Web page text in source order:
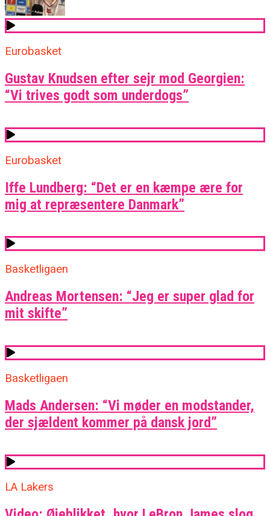
Eurobasket
Gustav Knudsen efter sejr mod Georgien:
“Vi trives godt som underdogs”
Eurobasket
Iffe Lundberg: “Det er en kæmpe ære for
mig at repræsentere Danmark”
Basketligaen
Andreas Mortensen: “Jeg er super glad for
mit skifte”
Basketligaen
Mads Andersen: “Vi møder en modstander,
der sjældent kommer på dansk jord”
LA Lakers